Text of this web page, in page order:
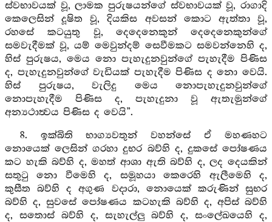
ස්වභාවයක් වූ, ලාමක පුරුෂයන්ගේ ස්වභාවයක් වූ, රාගාදි
කෙලෙසින් දූෂිත වූ, දියකිස අවසන් කොට ඇත්තා වූ,
රහසේ කටයුතු වූ, දෙදෙනෙකුන් දෙදෙනෙකුන්ගේ
සමවැදීමක් වූ, යම් මෙවුන්දම් සෙවීමකට සමවන්නෙහි ද,
හිස් පුරුෂය, මෙය නො පැහැදුනවුන්ගේ පැහැදීම පිණිස
ද, පැහැදුනවුන්ගේ වැඩියක් පැහැදීම පිණිස ද නො වෙයි.
හිස් පුරුෂය, වැලිදු මෙය නොපැහැදුනවුන්ගේ
නොපැහැදීම පිණිස ද, පැහැදුනා වූ ඇතැමුන්ගේ
අන්‍යථාත්‍වය පිණිස ද වෙයි”.
8. ඉක්බිති භාග්‍යවතුන් වහන්සේ ඒ මහණහට
නොයෙක් ලෙසින් ගරහා දුභර බව්හි ද, දුකසේ පෝෂණය
කට හැකි බව්හි ද, මහත් ආශා ඇති බව්හි ද, ලද දෙයකින්
සතුටු නො වීමෙහි ද, සමූහයා කෙරෙහි ඇලීමෙහි ද,
කුසීත බව්හි ද අගුණ වදාරා, නොයෙක් කරුණින් සුභර
බව්හි ද, සුවසේ පෝෂණය කටහැකි බව්හි ද, අපිස් බව්හි
ද, සතොස් බව්හි ද, සැහැල්ලු බව්හි ද, සංලේඛයෙහි ද,